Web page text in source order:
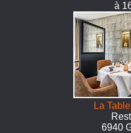
à
La
6940